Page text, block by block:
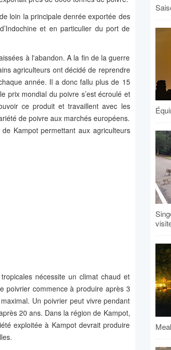
loin la principale denrée exportée des
et en particulier du port de
à l'abandon. A la fin de la guerre
agriculteurs ont décidé de reprendre
année. Il a donc fallu plus de 15
prix mondial du poivre s’est écroulé et
ce produit et travaillent avec les
de poivre aux marchés européens.
Kampot permettant aux agriculteurs
nécessite un climat chaud et
poivrier commence à produire après 3
Un poivrier peut vivre pendant
20 ans. Dans la région de Kampot,
exploitée à Kampot devrait produire